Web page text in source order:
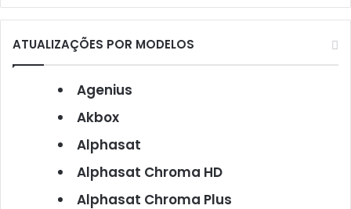
ATUALIZAÇÕES POR MODELOS
Agenius
Akbox
Alphasat
Alphasat Chroma HD
Alphasat Chroma Plus